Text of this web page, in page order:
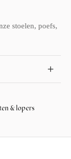
stoelen, poefs,
& lopers